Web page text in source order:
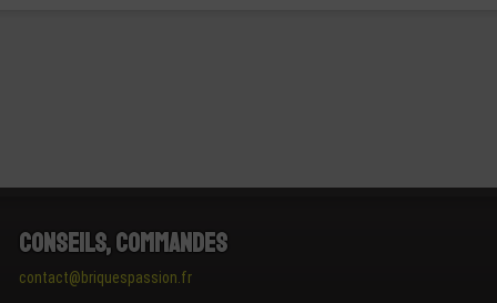
Conseils, Commandes
contact@briquespassion.fr